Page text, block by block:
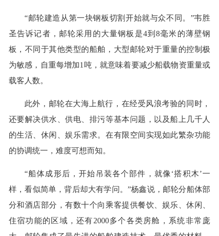
“邮轮建造从第一块钢板切割开始就与众不同。”韦胜
圣告诉记者，邮轮采用的大量钢板是4到8毫米的薄壁钢
板，不同于其他类型的船舶，大型邮轮对于重量的控制极
为敏感，自重每增加1吨，就意味着要减少船载物资重量或
载客人数。
此外，邮轮在大海上航行，在经受风浪考验的同时，
还要解决供水、供电、排污等基本问题，以及船上几千人
的生活、休闲、娱乐需求。在有限空间实现如此繁杂功能
的协调统一，难度可想而知。
“船体成形后，开始吊装各个部件，就像‘搭积木’一
样，看似简单，背后却大有学问。”杨鑫说，邮轮分船体部
分和酒店部分，有数十个向乘客提供餐饮、娱乐、休闲、
住宿功能的区域，还有2000多个各类房舱，系统非常庞